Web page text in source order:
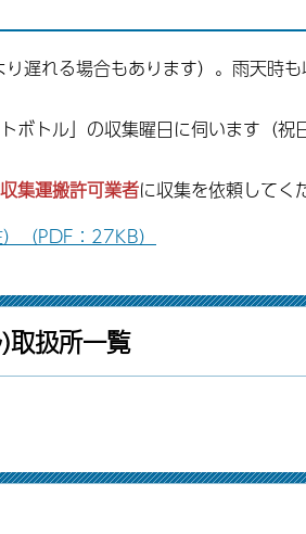
遅れる場合もあります）。雨天時
ボトル」の収集曜日に伺います（祝
集運搬許可業者に収集を依頼してく
（PDF：27KB）
取扱所一覧